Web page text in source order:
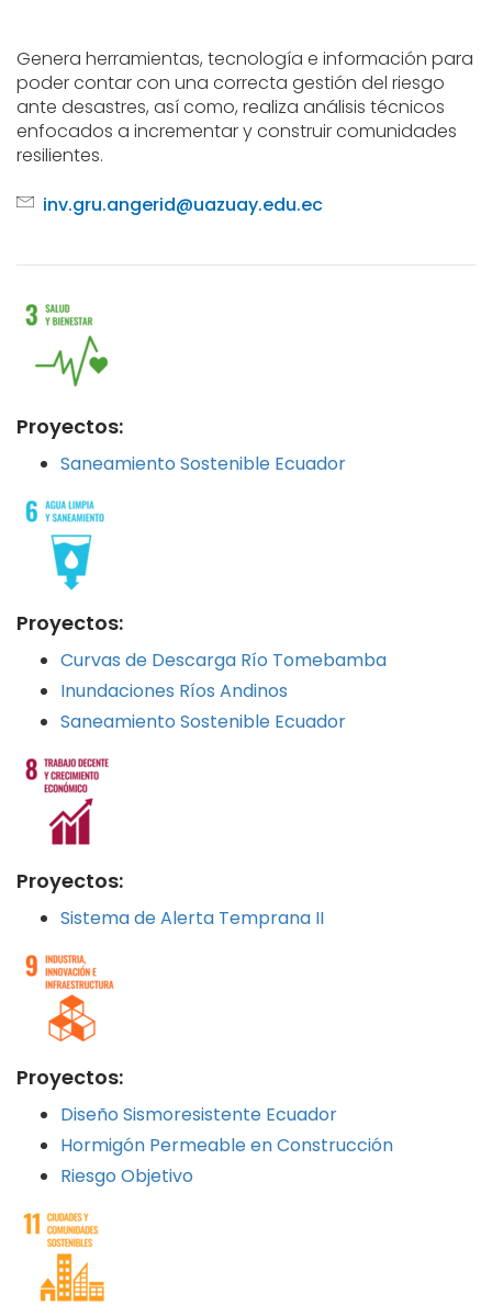
Genera herramientas, tecnología e información para
poder contar con una correcta gestión del riesgo
ante desastres, así como, realiza análisis técnicos
enfocados a incrementar y construir comunidades
resilientes.
inv.gru.angerid@uazuay.edu.ec
Proyectos:
Saneamiento Sostenible Ecuador
Proyectos:
Curvas de Descarga Río Tomebamba
Inundaciones Ríos Andinos
Saneamiento Sostenible Ecuador
Proyectos:
Sistema de Alerta Temprana II
Proyectos:
Diseño Sismoresistente Ecuador
Hormigón Permeable en Construcción
Riesgo Objetivo